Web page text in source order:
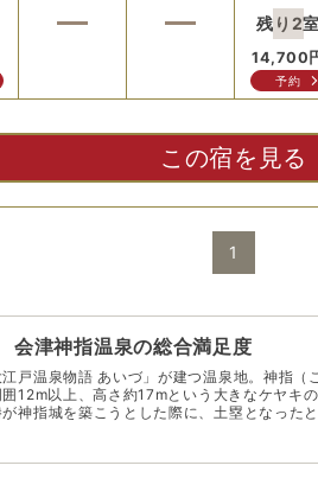
残り 2室
14,700
予約
この宿を見る
1
会津神指温泉の総合満足度
江戸温泉物語 あいづ」が建つ温泉地。神指
12m以上、高さ約17mという大きなケヤキ
神指城を築こうとした際に、土塁となった
キは伐採を逃れて今に至る。幕末の歴史を伝
通り」などがある市の中心部までは、車で
とするにも便利だ。